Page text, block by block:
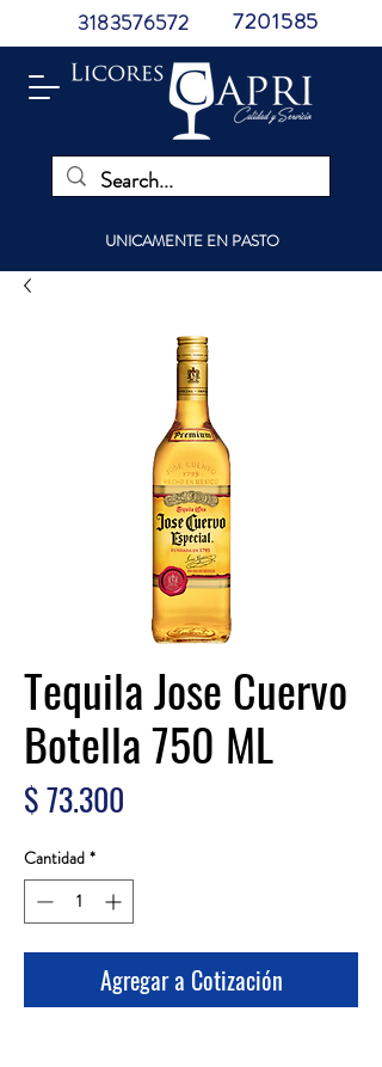
UNICAMENTE EN PASTO
3183576572 7201585
Tequila Jose Cuervo
Botella 750 ML
$ 73.300
Cantidad *
Agregar a Cotización